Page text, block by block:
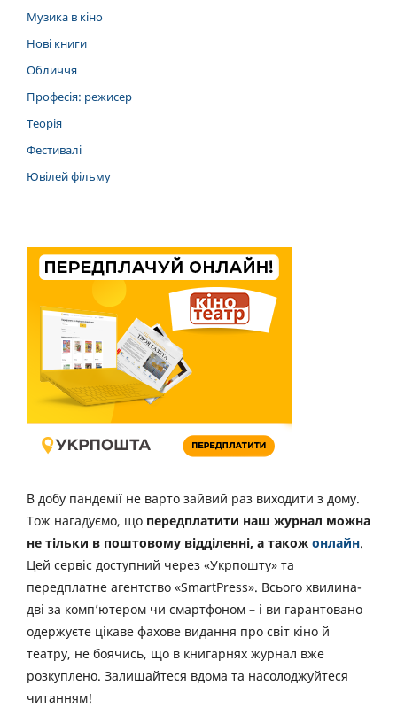
Музика в кіно
Нові книги
Обличчя
Професія: режисер
Теорія
Фестивалі
Ювілей фільму
В добу пандемії не варто зайвий раз виходити з дому.
Тож нагадуємо, що передплатити наш журнал можна
не тільки в поштовому відділенні, а також онлайн.
Цей сервіс доступний через «Укрпошту» та
передплатне агентство «SmartPress». Всього хвилина-
дві за комп’ютером чи смартфоном – і ви гарантовано
одержуєте цікаве фахове видання про світ кіно й
театру, не боячись, що в книгарнях журнал вже
розкуплено. Залишайтеся вдома та насолоджуйтеся
читанням!